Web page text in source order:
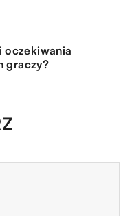
oczekiwania
graczy?